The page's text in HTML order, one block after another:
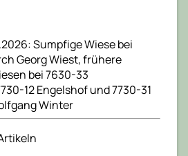
Sumpfige Wiese bei
Georg Wiest, frühere
bei 7630-33
12 Engelshof und 7730-31
Winter